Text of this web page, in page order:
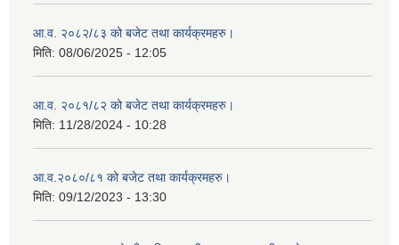
आ.व. २०८२/८३ को बजेट तथा कार्यक्रमहरु।
मिति: 08/06/2025 - 12:05
आ.व. २०८१/८२ को बजेट तथा कार्यक्रमहरु।
मिति: 11/28/2024 - 10:28
आ.व.२०८०/८१ को बजेट तथा कार्यक्रमहरु।
मिति: 09/12/2023 - 13:30